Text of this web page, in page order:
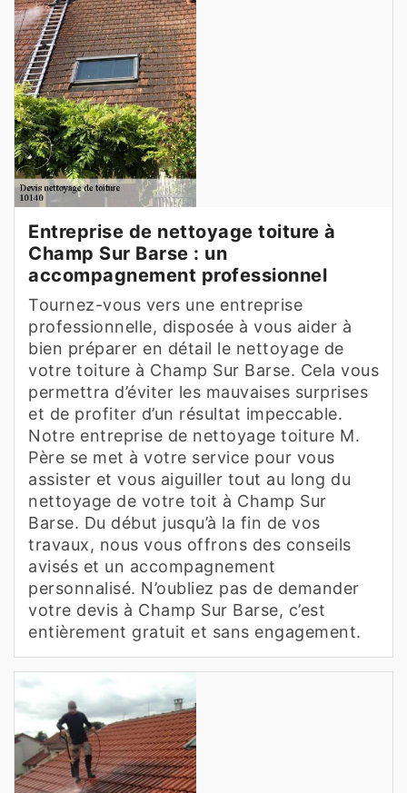
Entreprise de nettoyage toiture à
Champ Sur Barse : un
accompagnement professionnel
Tournez-vous vers une entreprise
professionnelle, disposée à vous aider à
bien préparer en détail le nettoyage de
votre toiture à Champ Sur Barse. Cela vous
permettra d’éviter les mauvaises surprises
et de profiter d’un résultat impeccable.
Notre entreprise de nettoyage toiture M.
Père se met à votre service pour vous
assister et vous aiguiller tout au long du
nettoyage de votre toit à Champ Sur
Barse. Du début jusqu’à la fin de vos
travaux, nous vous offrons des conseils
avisés et un accompagnement
personnalisé. N’oubliez pas de demander
votre devis à Champ Sur Barse, c’est
entièrement gratuit et sans engagement.